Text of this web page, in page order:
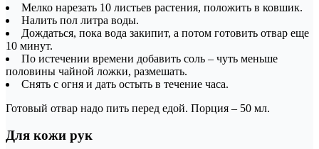
Мелко нарезать 10 листьев растения, положить в ковшик.
Налить пол литра воды.
Дождаться, пока вода закипит, а потом готовить отвар еще
10 минут.
По истечении времени добавить соль – чуть меньше
половины чайной ложки, размешать.
Снять с огня и дать остыть в течение часа.
Готовый отвар надо пить перед едой. Порция – 50 мл.
Для кожи рук